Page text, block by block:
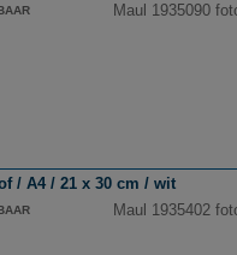
Maul 1935090
/ A4 / 21 x 30 cm / wit
Maul 1935402